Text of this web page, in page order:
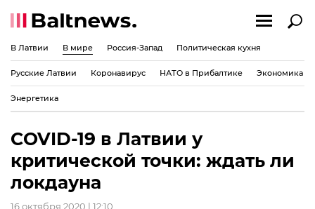
В Латвии В мире Россия-Запад Политическая кухня
Русские Латвии Коронавирус НАТО в Прибалтике Экономика
Энергетика
COVID-19 в Латвии у
критической точки: ждать ли
локдауна
16 октября 2020 | 12:10